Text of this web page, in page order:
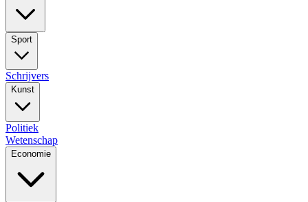
Sport
Schrijvers
Kunst
Politiek
Wetenschap
Economie